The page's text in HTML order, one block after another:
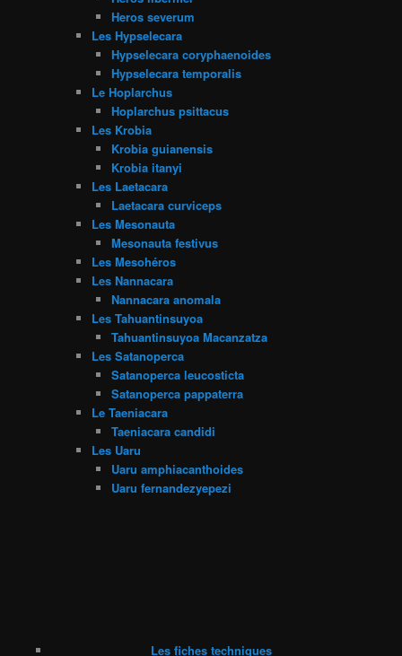
Heros severum
Les Hypselecara
Hypselecara coryphaenoides
Hypselecara temporalis
Le Hoplarchus
Hoplarchus psittacus
Les Krobia
Krobia guianensis
Krobia itanyi
Les Laetacara
Laetacara curviceps
Les Mesonauta
Mesonauta festivus
Les Mesohéros
Les Nannacara
Nannacara anomala
Les Tahuantinsuyoa
Tahuantinsuyoa Macanzatza
Les Satanoperca
Satanoperca leucosticta
Satanoperca pappaterra
Le Taeniacara
Taeniacara candidi
Les Uaru
Uaru amphiacanthoides
Uaru fernandezyepezi
Les fiches techniques